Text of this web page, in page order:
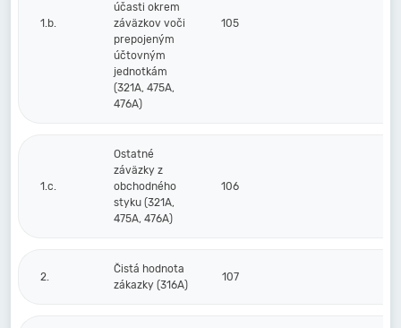
1.b.
účasti okrem
záväzkov voči
prepojeným
účtovným
jednotkám
(321A, 475A,
476A)
105
1.c.
Ostatné
záväzky z
obchodného
styku (321A,
475A, 476A)
106
2.
Čistá hodnota
zákazky (316A)
107